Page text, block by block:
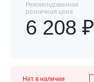
Рекомендованная
розничная цена
6 208 ₽
Нет в наличии